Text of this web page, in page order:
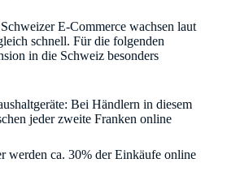
E-Commerce wachsen laut
schnell. Für die folgenden
in die Schweiz besonders
Bei Händlern in diesem
jeder zweite Franken online
werden ca. 30% der Einkäufe online